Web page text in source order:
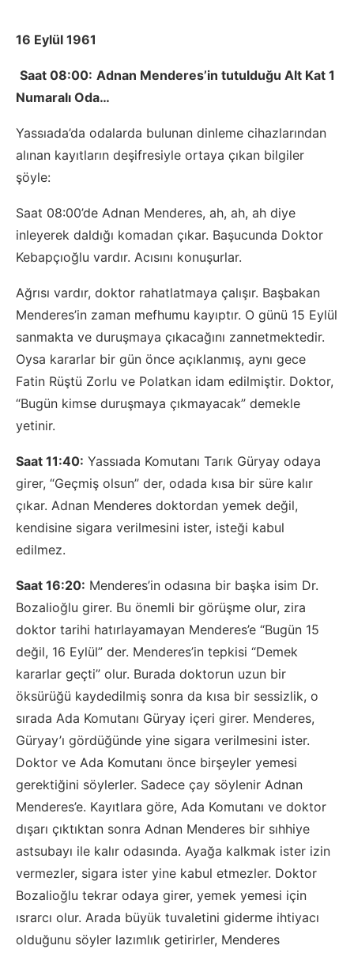
16 Eylül 1961
Saat 08:00: Adnan Menderes’in tutulduğu Alt Kat 1
Numaralı Oda…
Yassıada’da odalarda bulunan dinleme cihazlarından
alınan kayıtların deşifresiyle ortaya çıkan bilgiler
şöyle:
Saat 08:00’de Adnan Menderes, ah, ah, ah diye
inleyerek daldığı komadan çıkar. Başucunda Doktor
Kebapçıoğlu vardır. Acısını konuşurlar.
Ağrısı vardır, doktor rahatlatmaya çalışır. Başbakan
Menderes’in zaman mefhumu kayıptır. O günü 15 Eylül
sanmakta ve duruşmaya çıkacağını zannetmektedir.
Oysa kararlar bir gün önce açıklanmış, aynı gece
Fatin Rüştü Zorlu ve Polatkan idam edilmiştir. Doktor,
“Bugün kimse duruşmaya çıkmayacak” demekle
yetinir.
Saat 11:40: Yassıada Komutanı Tarık Güryay odaya
girer, “Geçmiş olsun” der, odada kısa bir süre kalır
çıkar. Adnan Menderes doktordan yemek değil,
kendisine sigara verilmesini ister, isteği kabul
edilmez.
Saat 16:20: Menderes’in odasına bir başka isim Dr.
Bozalioğlu girer. Bu önemli bir görüşme olur, zira
doktor tarihi hatırlayamayan Menderes’e “Bugün 15
değil, 16 Eylül” der. Menderes’in tepkisi “Demek
kararlar geçti” olur. Burada doktorun uzun bir
öksürüğü kaydedilmiş sonra da kısa bir sessizlik, o
sırada Ada Komutanı Güryay içeri girer. Menderes,
Güryay’ı gördüğünde yine sigara verilmesini ister.
Doktor ve Ada Komutanı önce birşeyler yemesi
gerektiğini söylerler. Sadece çay söylenir Adnan
Menderes’e. Kayıtlara göre, Ada Komutanı ve doktor
dışarı çıktıktan sonra Adnan Menderes bir sıhhiye
astsubayı ile kalır odasında. Ayağa kalkmak ister izin
vermezler, sigara ister yine kabul etmezler. Doktor
Bozalioğlu tekrar odaya girer, yemek yemesi için
ısrarcı olur. Arada büyük tuvaletini giderme ihtiyacı
olduğunu söyler lazımlık getirirler, Menderes